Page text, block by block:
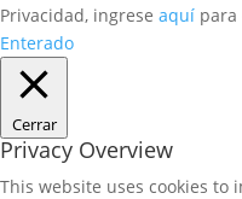
Privacidad, ingrese aquí para
Enterado
Cerrar
Privacy Overview
This website uses cookies to